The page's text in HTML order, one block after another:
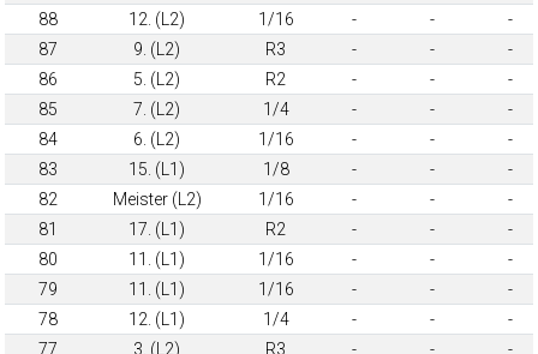
88
12. (L2) 1/16 - -
-
87
9. (L2) R3 - -
-
86
5. (L2) R2 - -
-
85
7. (L2) 1/4 - -
-
84
6. (L2) 1/16 - -
-
83
15. (L1) 1/8 - -
-
82
Meister (L2) 1/16 - -
-
81
17. (L1) R2 - -
-
80
11. (L1) 1/16 - -
-
79
11. (L1) 1/16 - -
-
78
12. (L1) 1/4 - -
-
77
3. (L2) R3 - -
-